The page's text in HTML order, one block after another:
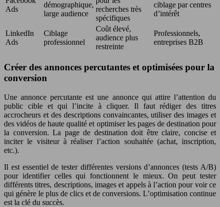
Ads
démographique,
large audience
recherches très
spécifiques
ciblage par centres
d’intérêt
LinkedIn
Ads
Ciblage
professionnel
Coût élevé,
audience plus
restreinte
Professionnels,
entreprises B2B
Créer des annonces percutantes et optimisées pour la
conversion
Une annonce percutante est une annonce qui attire l’attention du
public cible et qui l’incite à cliquer. Il faut rédiger des titres
accrocheurs et des descriptions convaincantes, utiliser des images et
des vidéos de haute qualité et optimiser les pages de destination pour
la conversion. La page de destination doit être claire, concise et
inciter le visiteur à réaliser l’action souhaitée (achat, inscription,
etc.).
Il est essentiel de tester différentes versions d’annonces (tests A/B)
pour identifier celles qui fonctionnent le mieux. On peut tester
différents titres, descriptions, images et appels à l’action pour voir ce
qui génère le plus de clics et de conversions. L’optimisation continue
est la clé du succès.